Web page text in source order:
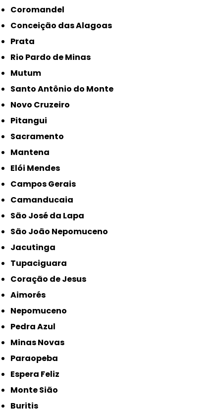
Coromandel
Conceição das Alagoas
Prata
Rio Pardo de Minas
Mutum
Santo Antônio do Monte
Novo Cruzeiro
Pitangui
Sacramento
Mantena
Elói Mendes
Campos Gerais
Camanducaia
São José da Lapa
São João Nepomuceno
Jacutinga
Tupaciguara
Coração de Jesus
Aimorés
Nepomuceno
Pedra Azul
Minas Novas
Paraopeba
Espera Feliz
Monte Sião
Buritis